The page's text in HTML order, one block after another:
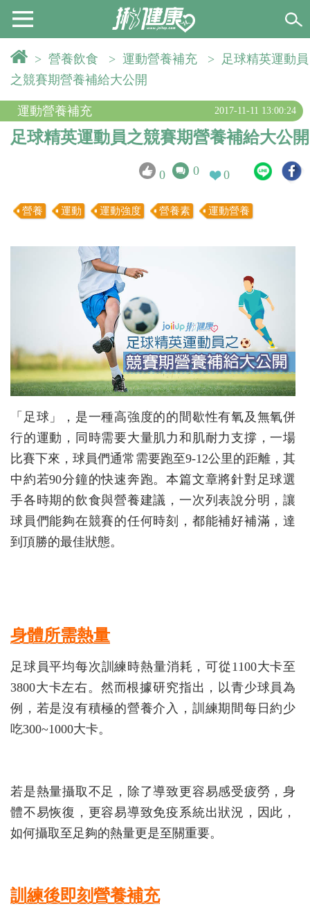
> 營養飲食 > 運動營養補充 > 足球精英運動員
之競賽期營養補給大公開
運動營養補充 2017-11-11 13:00:24
足球精英運動員之競賽期營養補給大公開
0 0 0
營養 運動 運動強度 營養素 運動營養
「足球」，是一種高強度的的間歇性有氧及無氧併
行的運動，同時需要大量肌力和肌耐力支撐，一場
比賽下來，球員們通常需要跑至9-12公里的距離，其
中約若90分鐘的快速奔跑。本篇文章將針對足球選
手各時期的飲食與營養建議，一次列表說分明，讓
球員們能夠在競賽的任何時刻，都能補好補滿，達
到頂勝的最佳狀態。
身體所需熱量
足球員平均每次訓練時熱量消耗，可從1100大卡至
3800大卡左右。然而根據研究指出，以青少球員為
例，若是沒有積極的營養介入，訓練期間每日約少
吃300~1000大卡。
若是熱量攝取不足，除了導致更容易感受疲勞，身
體不易恢復，更容易導致免疫系統出狀況，因此，
如何攝取至足夠的熱量更是至關重要。
訓練後即刻營養補充